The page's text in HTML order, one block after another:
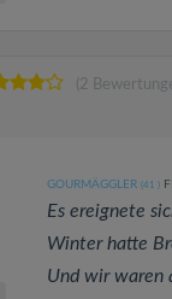
(2
GOURMÄGGLER (41 )
Es ereignete
Winter hatte
Und wir waren